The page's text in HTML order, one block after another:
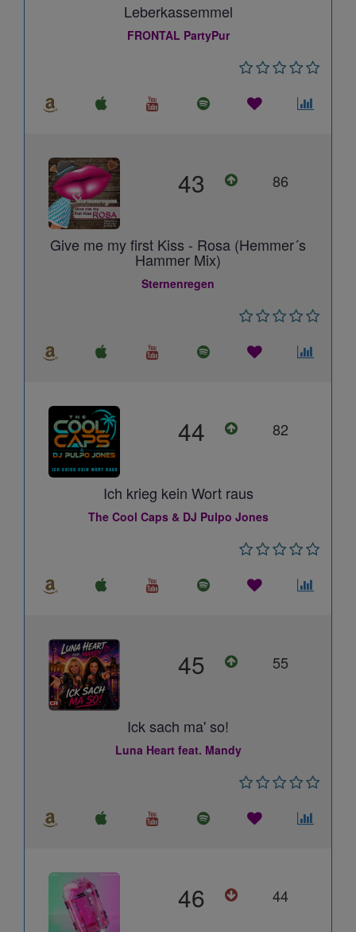
Leberkassemmel
FRONTAL PartyPur
43 86
Give me my first Kiss - Rosa (Hemmer´s
Hammer Mix)
Sternenregen
44 82
Ich krieg kein Wort raus
The Cool Caps & DJ Pulpo Jones
45 55
Ick sach ma' so!
Luna Heart feat. Mandy
46 44